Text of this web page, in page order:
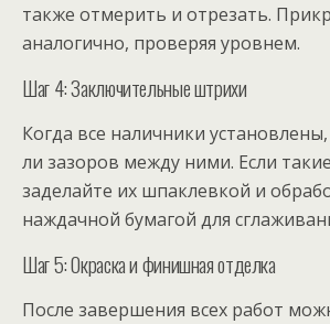
также отмерить и отрезать.
аналогично, проверяя уровнем.
Шаг 4: Заключительные штрихи
Когда все наличники
ли зазоров между ними. Если
заделайте их шпаклевкой и
наждачной бумагой для
Шаг 5: Окраска и финишная отделка
После завершения всех работ